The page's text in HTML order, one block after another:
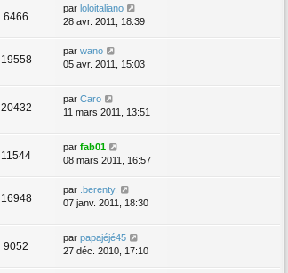
6466
par loloitaliano
28 avr. 2011, 18:39
19558
par wano
05 avr. 2011, 15:03
20432
par Caro
11 mars 2011, 13:51
11544
par fab01
08 mars 2011, 16:57
16948
par .berenty.
07 janv. 2011, 18:30
9052
par papajéjé45
27 déc. 2010, 17:10